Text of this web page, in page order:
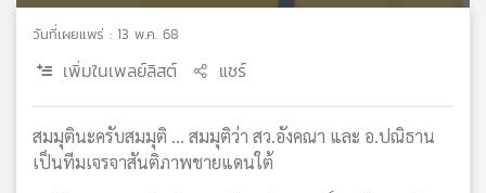
เครือ
ข่าย
วันที่เผยแพร่ : 13 พ.ค. 68
เพิ่มในเพลย์ลิสต์ แชร์
สมมุตินะครับสมมุติ ... สมมุติว่า สว.อังคณา และ อ.ปณิธาน
เป็นทีมเจรจาสันติภาพชายแดนใต้